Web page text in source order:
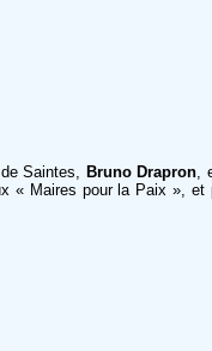
Saintes, Bruno Drapron,
Maires pour la Paix », et